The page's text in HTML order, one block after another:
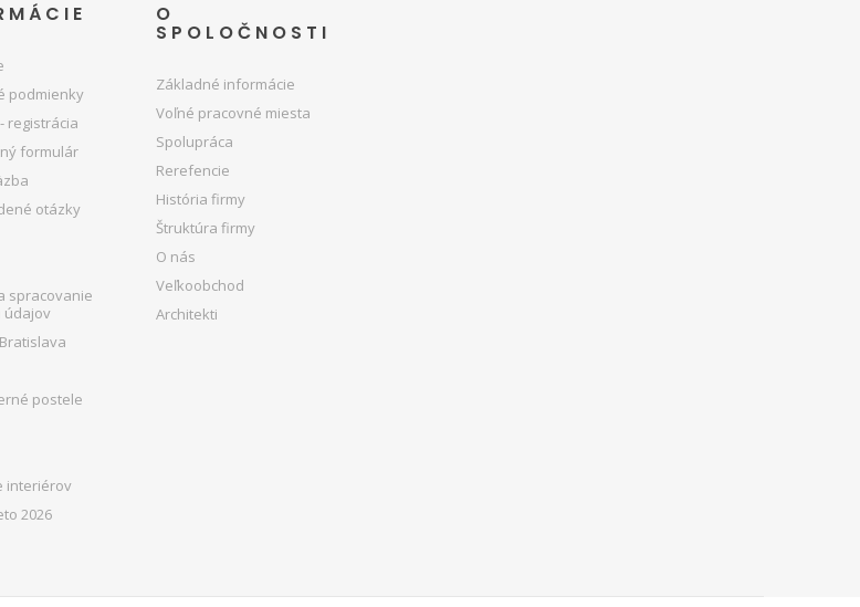
podmienky
registrácia
formulár
otázky
spracovanie
údajov
postele
interiérov
2026
O
SPOLOČNOSTI
Základné informácie
Voľné pracovné miesta
Spolupráca
Rerefencie
História firmy
Štruktúra firmy
O nás
Veľkoobchod
Architekti